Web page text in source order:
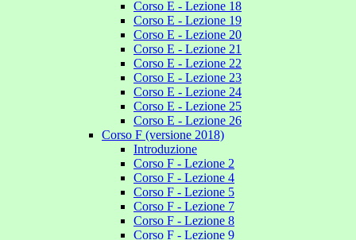
Corso E - Lezione 18
Corso E - Lezione 19
Corso E - Lezione 20
Corso E - Lezione 21
Corso E - Lezione 22
Corso E - Lezione 23
Corso E - Lezione 24
Corso E - Lezione 25
Corso E - Lezione 26
Corso F (versione 2018)
Introduzione
Corso F - Lezione 2
Corso F - Lezione 4
Corso F - Lezione 5
Corso F - Lezione 7
Corso F - Lezione 8
Corso F - Lezione 9